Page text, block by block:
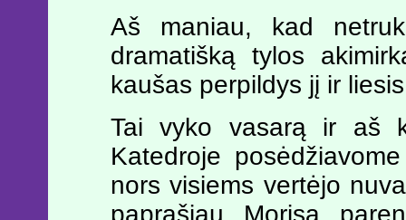
Aš maniau, kad
dramatišką tylos
kaušas perpildys jį ir
Tai vyko vasarą ir aš
Katedroje
nors visiems vertėjo
paprašiau Morisą